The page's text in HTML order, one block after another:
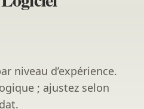
niveau d’expérience.
; ajustez selon